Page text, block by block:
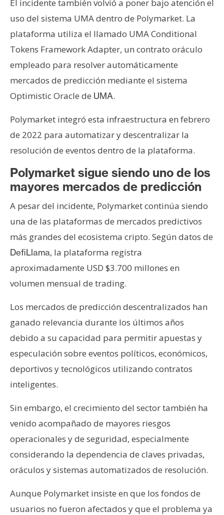
El incidente también volvió a poner bajo atención el
uso del sistema UMA dentro de Polymarket. La
plataforma utiliza el llamado UMA Conditional
Tokens Framework Adapter, un contrato oráculo
empleado para resolver automáticamente
mercados de predicción mediante el sistema
Optimistic Oracle de UMA.
Polymarket integró esta infraestructura en febrero
de 2022 para automatizar y descentralizar la
resolución de eventos dentro de la plataforma.
Polymarket sigue siendo uno de los
mayores mercados de predicción
A pesar del incidente, Polymarket continúa siendo
una de las plataformas de mercados predictivos
más grandes del ecosistema cripto. Según datos de
DefiLlama, la plataforma registra
aproximadamente USD $3.700 millones en
volumen mensual de trading.
Los mercados de predicción descentralizados han
ganado relevancia durante los últimos años
debido a su capacidad para permitir apuestas y
especulación sobre eventos políticos, económicos,
deportivos y tecnológicos utilizando contratos
inteligentes.
Sin embargo, el crecimiento del sector también ha
venido acompañado de mayores riesgos
operacionales y de seguridad, especialmente
considerando la dependencia de claves privadas,
oráculos y sistemas automatizados de resolución.
Aunque Polymarket insiste en que los fondos de
usuarios no fueron afectados y que el problema ya